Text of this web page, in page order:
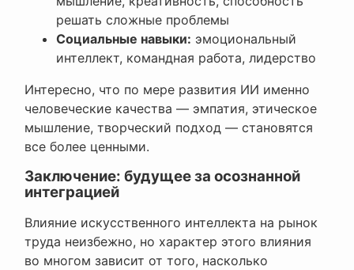
решать сложные проблемы
Социальные навыки: эмоциональный
интеллект, командная работа, лидерство
Интересно, что по мере развития ИИ именно
человеческие качества — эмпатия, этическое
мышление, творческий подход — становятся
все более ценными.
Заключение: будущее за осознанной
интеграцией
Влияние искусственного интеллекта на рынок
труда неизбежно, но характер этого влияния
во многом зависит от того, насколько